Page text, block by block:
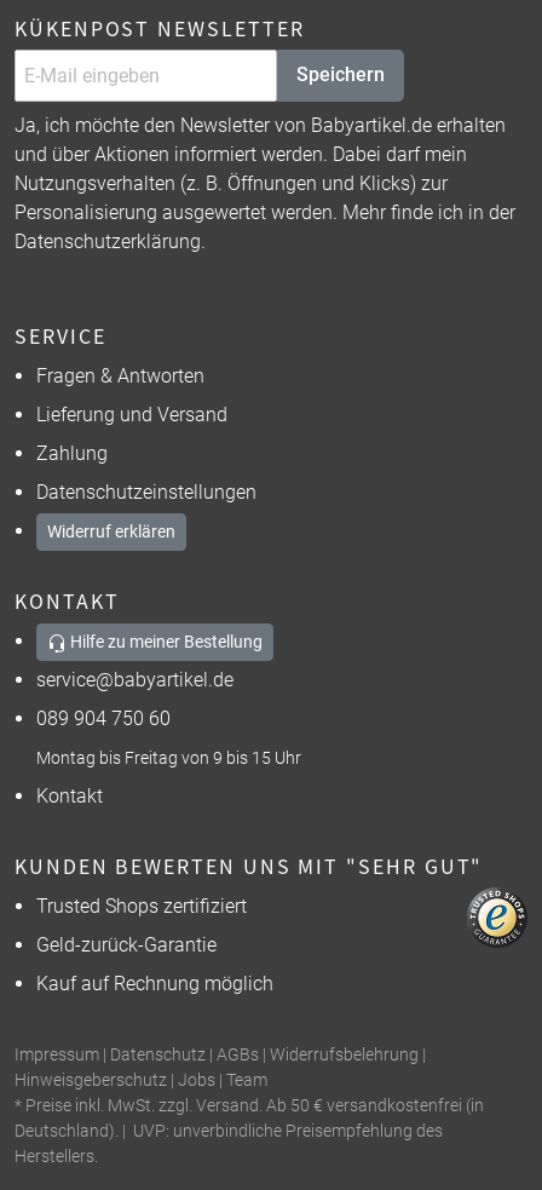
KÜKENPOST NEWSLETTER
Speichern
Ja, ich möchte den Newsletter von Babyartikel.de erhalten
und über Aktionen informiert werden. Dabei darf mein
Nutzungsverhalten (z. B. Öffnungen und Klicks) zur
Personalisierung ausgewertet werden. Mehr finde ich in der
Datenschutzerklärung.
SERVICE
Fragen & Antworten
Lieferung und Versand
Zahlung
Datenschutzeinstellungen
Widerruf erklären
KONTAKT
Hilfe zu meiner Bestellung
service@babyartikel.de
089 904 750 60
Montag bis Freitag von 9 bis 15 Uhr
Kontakt
KUNDEN BEWERTEN UNS MIT "SEHR GUT"
Trusted Shops zertifiziert
Geld-zurück-Garantie
Kauf auf Rechnung möglich
Impressum Datenschutz AGBs Widerrufsbelehrung
Hinweisgeberschutz Jobs Team
* Preise inkl. MwSt. zzgl. Versand. Ab 50 € versandkostenfrei (in
Deutschland). | UVP: unverbindliche Preisempfehlung des
Herstellers.